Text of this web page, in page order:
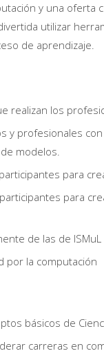
y una
utilizar
de aprendizaje.
realizan los
y profesionales
modelos.
para
para
de las de ISMuL
por la computación
básicos de
carreras en